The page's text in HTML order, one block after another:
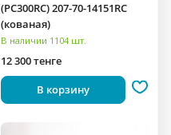
(PC300RC) 207-70-14151RC
(кованая)
В наличии 1104 шт.
12 300 тенге
В корзину